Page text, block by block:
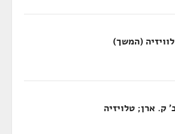
(המשך)
ק. ארן; טלויזיה